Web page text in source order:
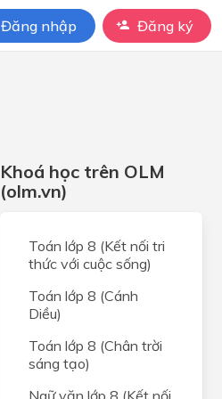
Đăng nhập Đăng ký
Khoá học trên OLM
(olm.vn)
Toán lớp 8 (Kết nối tri
thức với cuộc sống)
Toán lớp 8 (Cánh
Diều)
Toán lớp 8 (Chân trời
sáng tạo)
Ngữ văn lớp 8 (Kết nối